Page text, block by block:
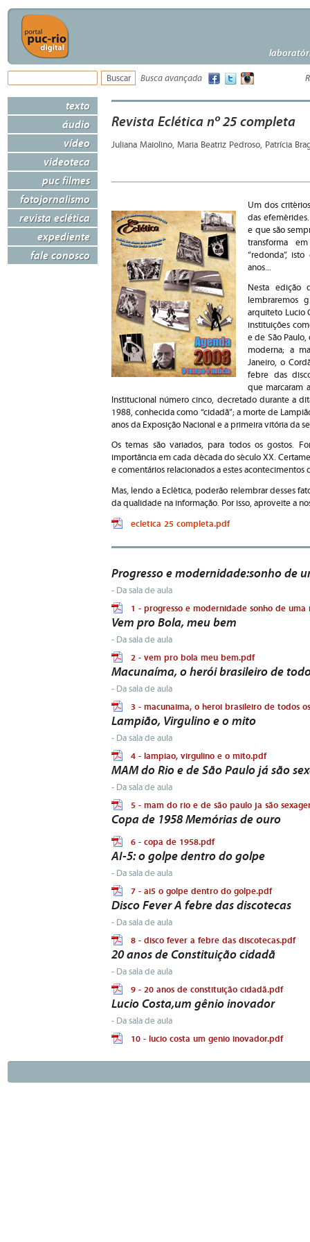
Busca avançada
texto
áudio
vídeo
videoteca
puc filmes
fotojornalismo
revista eclética
expediente
fale conosco
Revista Eclética nº 25 completa
Juliana Maiolino, Maria Beatriz Pedroso, Patrícia
Um dos
das
e que são
transforma
“redonda”,
anos...
Nesta edição
lembraremos
arquiteto Lucio
instituições
e de São
moderna; a
Janeiro, o
febre das
que marcaram
Institucional número cinco, decretado durante a
1988, conhecida como “cidadã”; a morte de
anos da Exposição Nacional e a primeira vitória da
Os temas são variados, para todos os gostos.
importância em cada década do século XX.
e comentários relacionados a estes acontecimentos
Mas, lendo a Eclética, poderão relembrar desses
da qualidade na informação. Por isso, aproveite a
ecletica 25 completa.pdf
Progresso e modernidade:sonho de
- Da sala de aula
1 - progresso e modernidade sonho de uma
Vem pro Bola, meu bem
- Da sala de aula
2 - vem pro bola meu bem.pdf
Macunaíma, o herói brasileiro de
- Da sala de aula
3 - macunaima, o heroi brasileiro de todos
Lampião, Virgulino e o mito
- Da sala de aula
4 - lampiao, virgulino e o mito.pdf
MAM do Rio e de São Paulo já são
- Da sala de aula
5 - mam do rio e de são paulo ja são
Copa de 1958 Memórias de ouro
6 - copa de 1958.pdf
AI-5: o golpe dentro do golpe
- Da sala de aula
7 - ai5 o golpe dentro do golpe.pdf
Disco Fever A febre das discotecas
- Da sala de aula
8 - disco fever a febre das discotecas.pdf
20 anos de Constituição cidadã
- Da sala de aula
9 - 20 anos de constituição cidadã.pdf
Lucio Costa,um gênio inovador
- Da sala de aula
10 - lucio costa um genio inovador.pdf